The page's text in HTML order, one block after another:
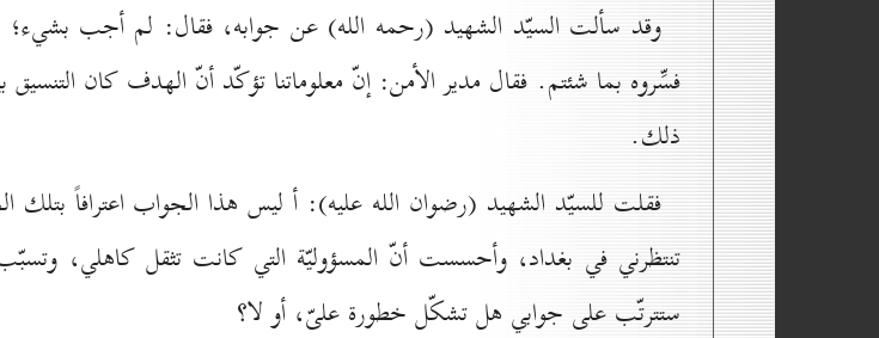
وقد سألت السيّد الشهيد (رحمه الله) عن جوابه، فقال: لم أجب بشيء؛
فسِّروه بما شئتم. فقال مدير الأمن: إنّ معلوماتنا تؤكّد أنّ الهدف كان
ذلك.
فقلت للسيّد الشهيد (رضوان الله عليه): أ ليس هذا الجواب اعترافاً
تنتظرني في بغداد، وأحسست أنّ المسؤوليّة التي كانت تثقل كاهلي،
ستترتّب على جوابي هل تشكّل خطورة علىّ، أو لا؟